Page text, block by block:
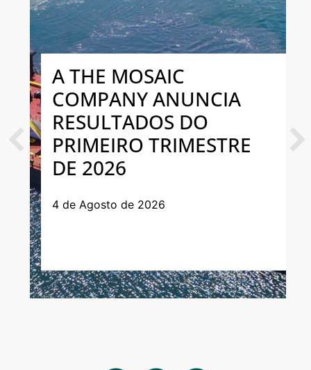
A THE MOSAIC
COMPANY ANUNCIA
RESULTADOS DO
PRIMEIRO TRIMESTRE
DE 2026
4 de Agosto de 2026
Previous